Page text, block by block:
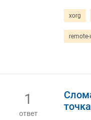
xorg
remote-
1
ответ